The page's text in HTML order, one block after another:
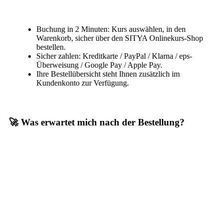
Buchung in 2 Minuten: Kurs auswählen, in den
Warenkorb, sicher über den SITYA Onlinekurs-Shop
bestellen.
Sicher zahlen: Kreditkarte / PayPal / Klarna / eps-
Überweisung / Google Pay / Apple Pay.
Ihre Bestellübersicht steht Ihnen zusätzlich im
Kundenkonto zur Verfügung.
🚀 Was erwartet mich nach der Bestellung?